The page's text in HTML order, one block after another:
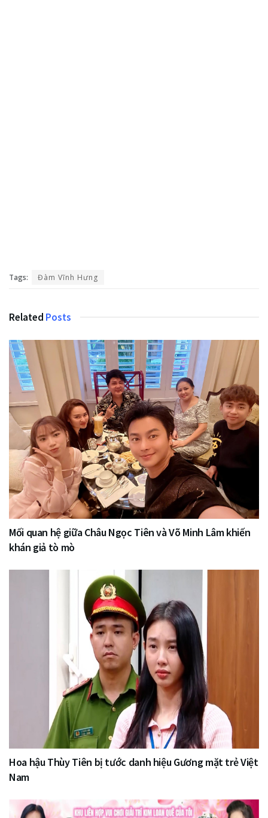
Tags: Đàm Vĩnh Hưng
Related Posts
Mối quan hệ giữa Châu Ngọc Tiên và Võ Minh Lâm khiến
khán giả tò mò
Hoa hậu Thùy Tiên bị tước danh hiệu Gương mặt trẻ Việt
Nam